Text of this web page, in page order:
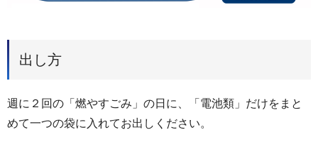
出し方
週に２回の「燃やすごみ」の日に、「電池類」だけをまと
めて一つの袋に入れてお出しください。